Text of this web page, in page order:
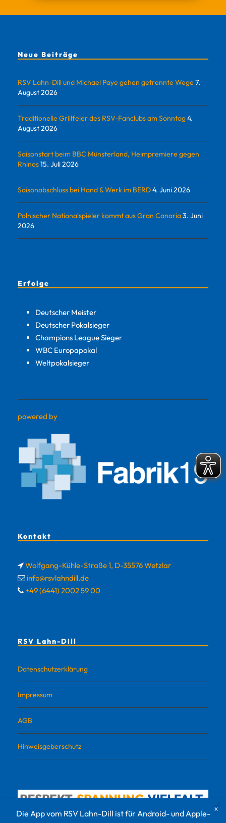
Neue Beiträge
RSV Lahn-Dill und Michael Paye gehen getrennte Wege 7.
August 2026
Traditionelle Grillfeier des RSV-Fanclubs am Sonntag4.
August 2026
Saisonstart beim BBC Münsterland, Heimpremiere gegen
Rhinos15. Juli 2026
Saisonabschluss bei Hand & Werk im BERD4. Juni 2026
Polnischer Nationalspieler kommt aus Gran Canaria3. Juni
2026
Erfolge
Deutscher Meister
Deutscher Pokalsieger
Champions League Sieger
WBC Europapokal
Weltpokalsieger
powered by
Kontakt
Wolfgang-Kühle-Straße 1, D-35576 Wetzlar
info@rsvlahndill.de
+49 (6441) 2002 59 00
RSV Lahn-Dill
Datenschutzerklärung
Impressum
AGB
Hinweisgeberschutz
Die App vom RSV Lahn-Dill ist für Android- und Apple-